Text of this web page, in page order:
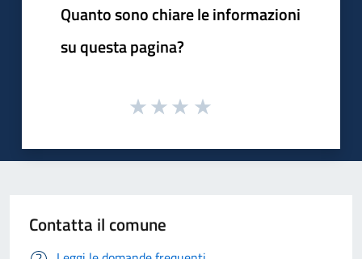
Quanto sono chiare le informazioni
su questa pagina?
Contatta il comune